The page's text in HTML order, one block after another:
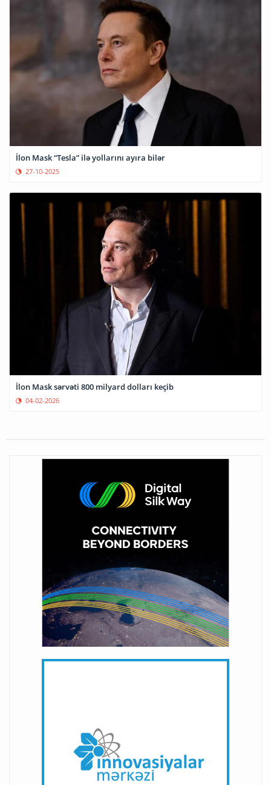
İlon Mask “Tesla” ilə yollarını ayıra bilər
27-10-2025
İlon Mask sərvəti 800 milyard dolları keçib
04-02-2026